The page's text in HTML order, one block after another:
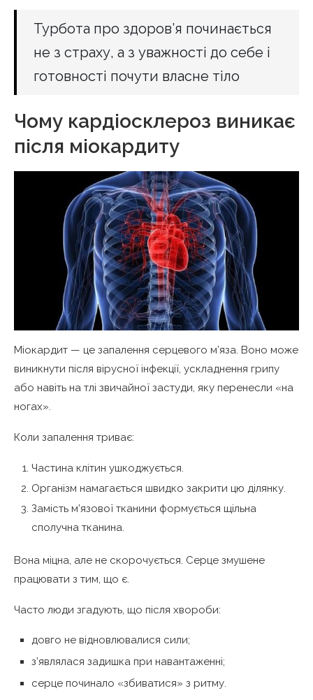
Турбота про здоров’я починається
не з страху, а з уважності до себе і
готовності почути власне тіло
Чому кардіосклероз виникає
після міокардиту
Міокардит — це запалення серцевого м’яза. Воно може
виникнути після вірусної інфекції, ускладнення грипу
або навіть на тлі звичайної застуди, яку перенесли «на
ногах».
Коли запалення триває:
Частина клітин ушкоджується.
Організм намагається швидко закрити цю ділянку.
Замість м’язової тканини формується щільна
сполучна тканина.
Вона міцна, але не скорочується. Серце змушене
працювати з тим, що є.
Часто люди згадують, що після хвороби:
довго не відновлювалися сили;
з’являлася задишка при навантаженні;
серце починало «збиватися» з ритму.